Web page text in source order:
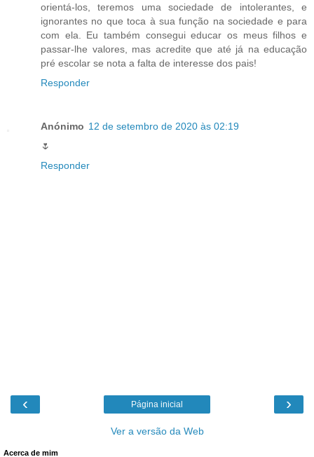
orientá-los, teremos uma sociedade de intolerantes, e
ignorantes no que toca à sua função na sociedade e para
com ela. Eu também consegui educar os meus filhos e
passar-lhe valores, mas acredite que até já na educação
pré escolar se nota a falta de interesse dos pais!
Responder
Anónimo 12 de setembro de 2020 às 02:19
🌷
Responder
‹ ›
Página inicial
Ver a versão da Web
Acerca de mim